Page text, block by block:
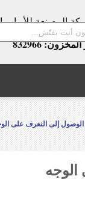
832966
إلى التعرف على